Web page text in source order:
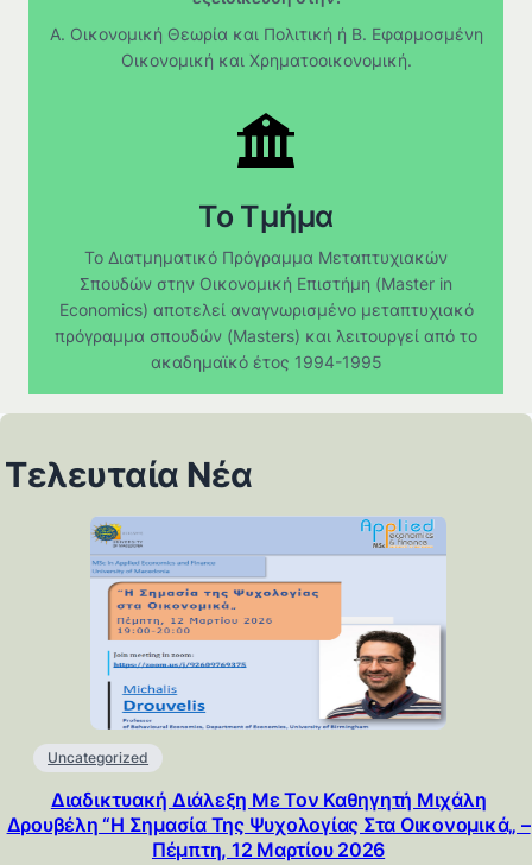
Α. Οικονομική Θεωρία και Πολιτική ή Β. Εφαρμοσμένη
Οικονομική και Χρηματοοικονομική.
Το Τμήμα
Το Διατμηματικό Πρόγραμμα Μεταπτυχιακών
Σπουδών στην Οικονομική Επιστήμη (Master in
Economics) αποτελεί αναγνωρισμένο μεταπτυχιακό
πρόγραμμα σπουδών (Masters) και λειτουργεί από το
ακαδημαϊκό έτος 1994-1995
Τελευταία Νέα
Uncategorized
Διαδικτυακή Διάλεξη Με Τον Καθηγητή Μιχάλη
Δρουβέλη “Η Σημασία Της Ψυχολογίας Στα Οικονομικά„ –
Πέμπτη, 12 Μαρτίου 2026